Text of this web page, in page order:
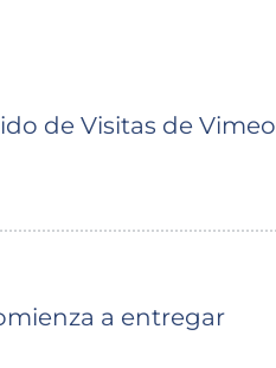
de Visitas de Vimeo
a entregar